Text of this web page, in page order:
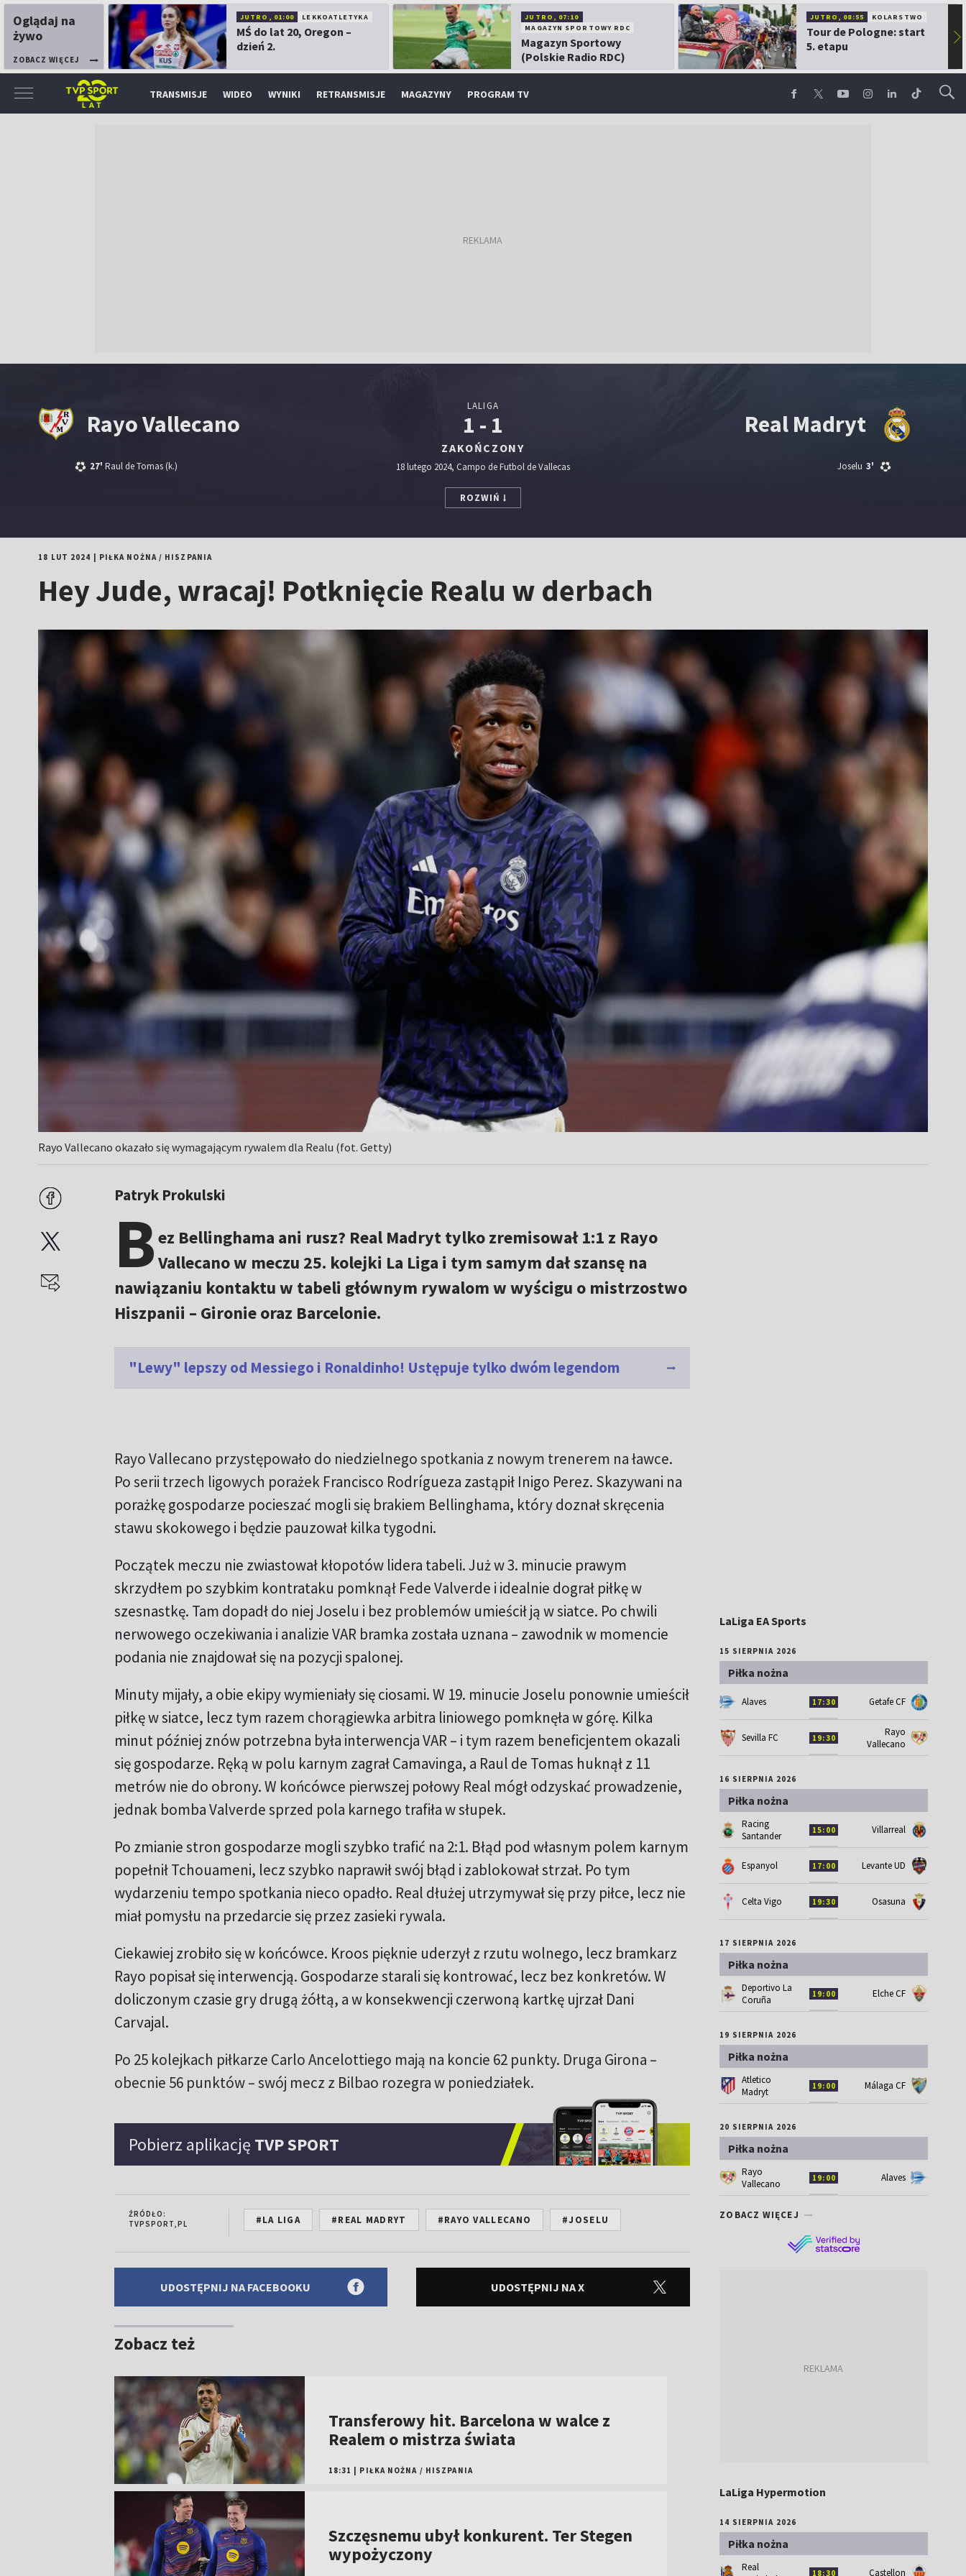
Oglądaj na
żywo
ZOBACZ WIĘCEJ
JUTRO, 01:00 LEKKOATLETYKA
MŚ do lat 20, Oregon –
dzień 2.
JUTRO, 07:10
MAGAZYN SPORTOWY RDC
Magazyn Sportowy
(Polskie Radio RDC)
JUTRO, 08:55 KOLARSTWO
Tour de Pologne: start
5. etapu
▶
TRANSMISJE WIDEO WYNIKI RETRANSMISJE MAGAZYNY PROGRAM TV
Rayo Vallecano
27' Raul de Tomas (k.)
LALIGA
1 - 1
ZAKOŃCZONY
18 lutego 2024, Campo de Futbol de Vallecas
Real Madryt
3'
Joselu
ROZWIŃ
18 LUT 2024 PIŁKA NOŻNA/ HISZPANIA
Hey Jude, wracaj! Potknięcie Realu w derbach
Rayo Vallecano okazało się wymagającym rywalem dla Realu (fot. Getty)
Patryk Prokulski
Bez Bellinghama ani rusz? Real Madryt tylko zremisował 1:1 z Rayo
Vallecano w meczu 25. kolejki La Liga i tym samym dał szansę na
nawiązaniu kontaktu w tabeli głównym rywalom w wyścigu o mistrzostwo
Hiszpanii – Gironie oraz Barcelonie.
"Lewy" lepszy od Messiego i Ronaldinho! Ustępuje tylko dwóm legendom
Rayo Vallecano przystępowało do niedzielnego spotkania z nowym trenerem na ławce.
Po serii trzech ligowych porażek Francisco Rodrígueza zastąpił Inigo Perez. Skazywani na
porażkę gospodarze pocieszać mogli się brakiem Bellinghama, który doznał skręcenia
stawu skokowego i będzie pauzował kilka tygodni.
Początek meczu nie zwiastował kłopotów lidera tabeli. Już w 3. minucie prawym
skrzydłem po szybkim kontrataku pomknął Fede Valverde i idealnie dograł piłkę w
szesnastkę. Tam dopadł do niej Joselu i bez problemów umieścił ją w siatce. Po chwili
nerwowego oczekiwania i analizie VAR bramka została uznana – zawodnik w momencie
podania nie znajdował się na pozycji spalonej.
Minuty mijały, a obie ekipy wymieniały się ciosami. W 19. minucie Joselu ponownie umieścił
piłkę w siatce, lecz tym razem chorągiewka arbitra liniowego pomknęła w górę. Kilka
minut później znów potrzebna była interwencja VAR – i tym razem beneficjentem okazali
się gospodarze. Ręką w polu karnym zagrał Camavinga, a Raul de Tomas huknął z 11
metrów nie do obrony. W końcówce pierwszej połowy Real mógł odzyskać prowadzenie,
jednak bomba Valverde sprzed pola karnego trafiła w słupek.
Po zmianie stron gospodarze mogli szybko trafić na 2:1. Błąd pod własnym polem karnym
popełnił Tchouameni, lecz szybko naprawił swój błąd i zablokował strzał. Po tym
wydarzeniu tempo spotkania nieco opadło. Real dłużej utrzymywał się przy piłce, lecz nie
miał pomysłu na przedarcie się przez zasieki rywala.
Ciekawiej zrobiło się w końcówce. Kroos pięknie uderzył z rzutu wolnego, lecz bramkarz
Rayo popisał się interwencją. Gospodarze starali się kontrować, lecz bez konkretów. W
doliczonym czasie gry drugą żółtą, a w konsekwencji czerwoną kartkę ujrzał Dani
Carvajal.
Po 25 kolejkach piłkarze Carlo Ancelottiego mają na koncie 62 punkty. Druga Girona –
obecnie 56 punktów – swój mecz z Bilbao rozegra w poniedziałek.
Pobierz aplikację TVP SPORT
ŹRÓDŁO:
TVPSPORT,PL
#LA LIGA #REAL MADRYT #RAYO VALLECANO #JOSELU
UDOSTĘPNIJ NA FACEBOOKU UDOSTĘPNIJ NA X
Zobacz też
Transferowy hit. Barcelona w walce z
Realem o mistrza świata
18:31 PIŁKA NOŻNA / HISZPANIA
Szczęsnemu ubył konkurent. Ter Stegen
wypożyczony
LaLiga EA Sports
15 SIERPNIA 2026
Piłka nożna
Alaves 17:30 Getafe CF
Sevilla FC 19:30
Rayo
Vallecano
16 SIERPNIA 2026
Piłka nożna
Racing
Santander
15:00 Villarreal
Espanyol 17:00 Levante UD
Celta Vigo 19:30 Osasuna
17 SIERPNIA 2026
Piłka nożna
Deportivo La
Coruña
19:00 Elche CF
19 SIERPNIA 2026
Piłka nożna
Atletico
Madryt
19:00 Málaga CF
20 SIERPNIA 2026
Piłka nożna
Rayo
Vallecano
19:00 Alaves
ZOBACZ WIĘCEJ
LaLiga Hypermotion
14 SIERPNIA 2026
Piłka nożna
Real
18:30 Castellon